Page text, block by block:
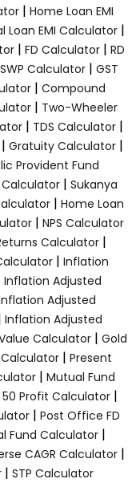
| Home Loan EMI
Loan EMI Calculator |
| FD Calculator | RD
SWP Calculator | GST
| Compound
| Two-Wheeler
| TDS Calculator|
Gratuity Calculator|
Provident Fund
| Sukanya
| Home Loan
| NPS Calculator
Calculator |
| Inflation
Inflation Adjusted
Adjusted
Inflation Adjusted
Calculator | Gold
| Present
| Mutual Fund
Profit Calculator|
| Post Office FD
Fund Calculator|
CAGR Calculator |
| STP Calculator